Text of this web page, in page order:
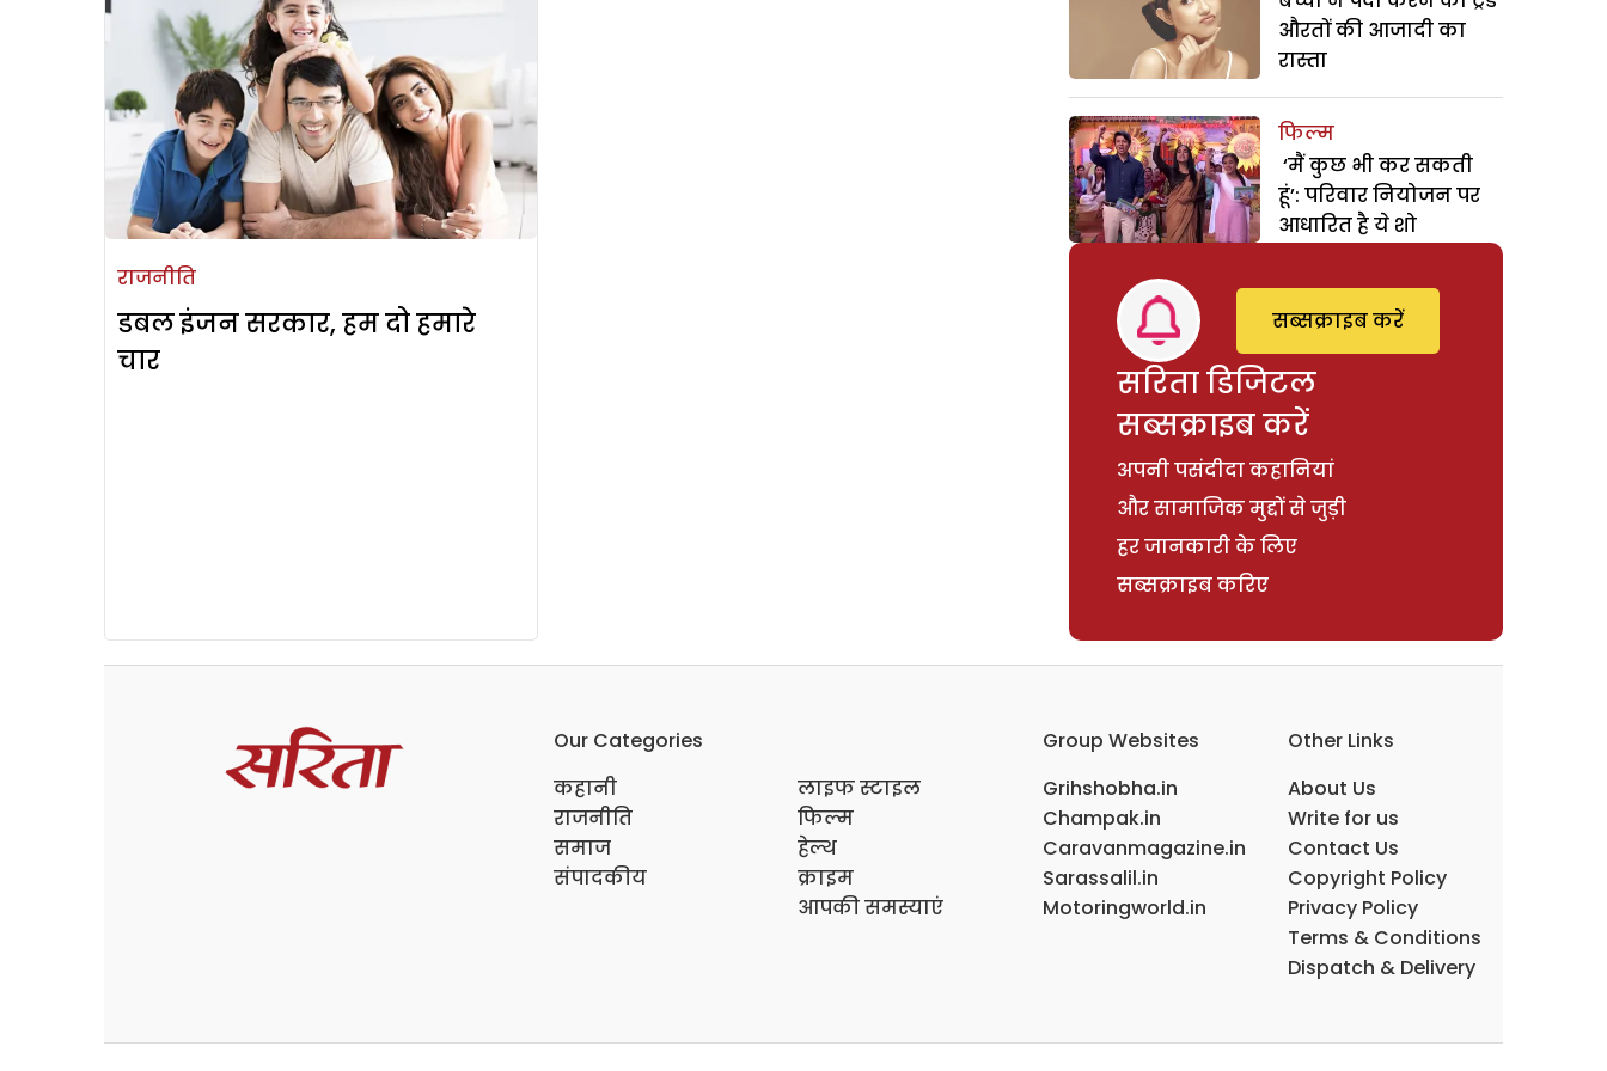
राजनीति
डबल इंजन सरकार, हम दो हमारे
चार
औरतों की आजादी का
रास्ता
फिल्म
‘मैं कुछ भी कर सकती
हूं’: परिवार नियोजन पर
आधारित है ये शो
सरिता डिजिटल
सब्सक्राइब करें
अपनी पसंदीदा कहानियां
और सामाजिक मुद्दों से जुड़ी
हर जानकारी के लिए
सब्सक्राइब करिए
सब्सक्राइब करें
Our Categories
कहानी
राजनीति
समाज
संपादकीय
लाइफ स्टाइल
फिल्म
हेल्थ
क्राइम
आपकी समस्याएं
Group Websites
Grihshobha.in
Champak.in
Caravanmagazine.in
Sarassalil.in
Motoringworld.in
Other Links
About Us
Write for us
Contact Us
Copyright Policy
Privacy Policy
Terms & Conditions
Dispatch & Delivery